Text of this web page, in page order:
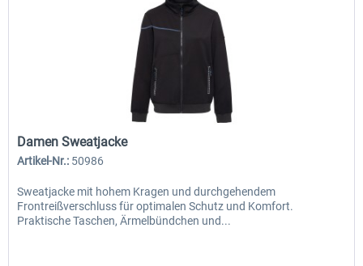
Damen Sweatjacke
Artikel-Nr.: 50986
Sweatjacke mit hohem Kragen und durchgehendem
Frontreißverschluss für optimalen Schutz und Komfort.
Praktische Taschen, Ärmelbündchen und...